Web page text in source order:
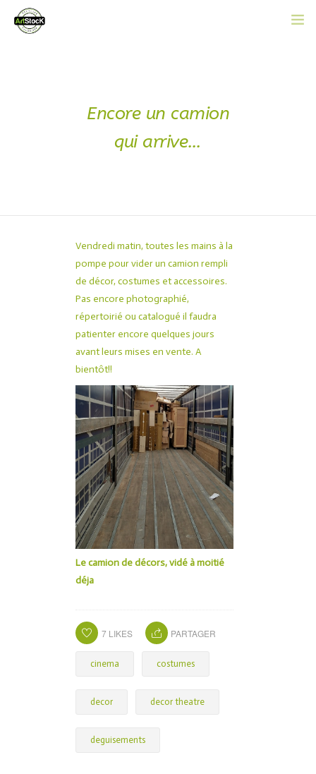
CATALOGUE EN LIGNE
ADHÉRER
Encore un camion
qui arrive…
Vendredi matin, toutes les mains à la
pompe pour vider un camion rempli
de décor, costumes et accessoires.
Pas encore photographié,
répertoirié ou catalogué il faudra
patienter encore quelques jours
avant leurs mises en vente. A
bientôt!!
Le camion de décors, vidé à moitié
déja
7LIKES PARTAGER
cinema costumes
decor decor theatre
deguisements